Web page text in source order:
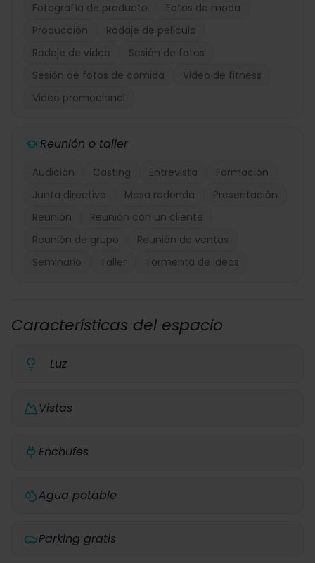
Fotografía de producto
Fotos de moda
Producción
Rodaje de película
Rodaje de video
Sesión de fotos
Sesión de fotos de comida
Video de fitness
Video promocional
Reunión o taller
Audición Casting Entrevista
Formación
Junta directiva
Mesa redonda
Presentación
Reunión
Reunión con un cliente
Reunión de grupo
Reunión de ventas
Seminario
Taller Tormenta de ideas
Características del espacio
Luz
Vistas
Enchufes
Agua potable
Parking gratis